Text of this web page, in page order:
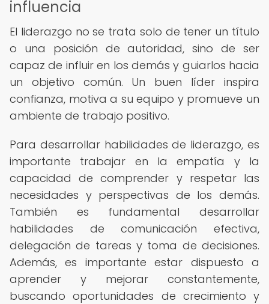
influencia
El liderazgo no se trata solo de tener un título
o una posición de autoridad, sino de ser
capaz de influir en los demás y guiarlos hacia
un objetivo común. Un buen líder inspira
confianza, motiva a su equipo y promueve un
ambiente de trabajo positivo.
Para desarrollar habilidades de liderazgo, es
importante trabajar en la empatía y la
capacidad de comprender y respetar las
necesidades y perspectivas de los demás.
También es fundamental desarrollar
habilidades de comunicación efectiva,
delegación de tareas y toma de decisiones.
Además, es importante estar dispuesto a
aprender y mejorar constantemente,
buscando oportunidades de crecimiento y